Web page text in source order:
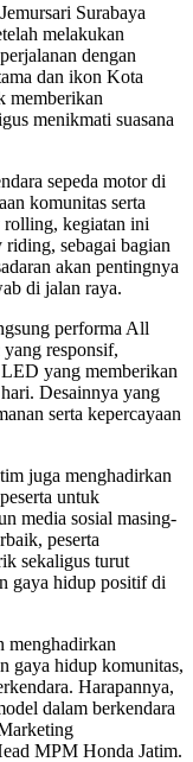
Surabaya
melakukan
dengan
dan ikon Kota
memberikan
menikmati suasana
sepeda motor di
komunitas serta
rolling, kegiatan ini
sebagai bagian
akan pentingnya
di jalan raya.
performa All
responsif,
yang memberikan
Desainnya yang
serta kepercayaan
juga menghadirkan
untuk
media sosial masing-
peserta
sekaligus turut
gaya hidup positif di
menghadirkan
gaya hidup komunitas,
Harapannya,
dalam berkendara
MPM Honda Jatim.